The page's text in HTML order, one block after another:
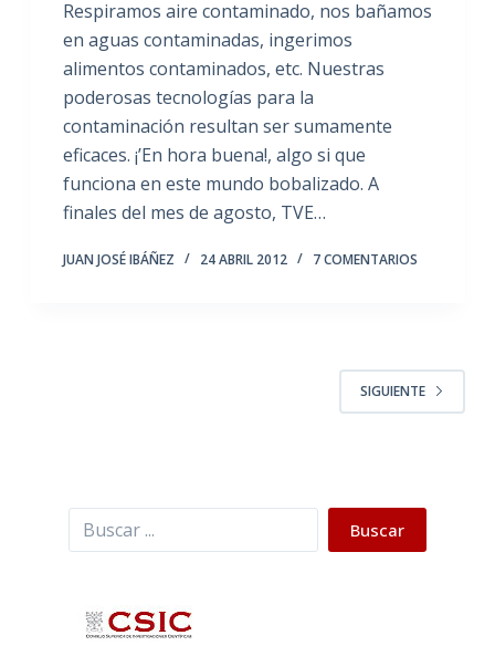
Respiramos aire contaminado, nos bañamos
en aguas contaminadas, ingerimos
alimentos contaminados, etc. Nuestras
poderosas tecnologías para la
contaminación resultan ser sumamente
eficaces. ¡’En hora buena!, algo si que
funciona en este mundo bobalizado. A
finales del mes de agosto, TVE…
JUAN JOSÉ IBÁÑEZ 24 ABRIL 2012 7 COMENTARIOS
SIGUIENTE
Buscar Buscar